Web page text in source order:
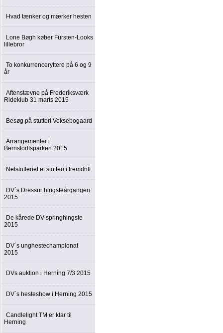
Hvad tænker og mærker hesten
Lone Bøgh køber Fürsten-Looks
lillebror
To konkurrenceryttere på 6 og 9
år
Aftenstævne på Frederiksværk
Rideklub 31 marts 2015
Besøg på stutteri Veksebogaard
Arrangementer i
Bernstorffsparken 2015
Netstutteriet et stutteri i fremdrift
DV´s Dressur hingsteårgangen
2015
De kårede DV-springhingste
2015
DV´s unghestechampionat
2015
DVs auktion i Herning 7/3 2015
DV´s hesteshow i Herning 2015
Candlelight TM er klar til
Herning